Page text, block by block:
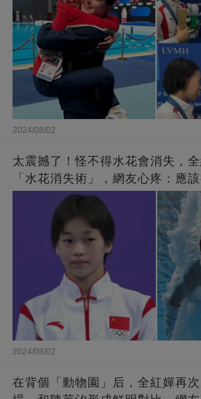
2024/08/02
太震撼了！怪不得水花會消失，
「水花消失術」，網友心疼：應
2024/08/02
在背個「動物園」后，全紅嬋再